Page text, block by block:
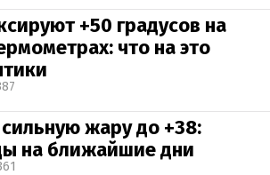
+50 градусов на
что на это
жару до +38:
на ближайшие дни